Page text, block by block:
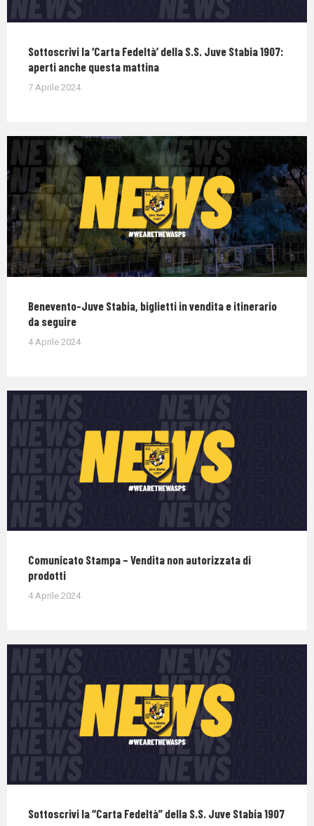
Sottoscrivi la ‘Carta Fedeltà’ della S.S. Juve Stabia 1907:
aperti anche questa mattina
7 Aprile 2024
Benevento-Juve Stabia, biglietti in vendita e itinerario
da seguire
4 Aprile 2024
Comunicato Stampa – Vendita non autorizzata di
prodotti
4 Aprile 2024
Sottoscrivi la “Carta Fedeltà” della S.S. Juve Stabia 1907